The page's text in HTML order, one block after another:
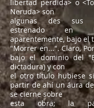
libertad perdida> o
Neruda> son
algunas des sus
estrenado en
aparentemente, bajo el
"Morrer en...". Claro,
bajo el dominio del
dictadura) y con
el otro título hubiese
partir de ahí un áura
se cierne sobre
esta obra; la